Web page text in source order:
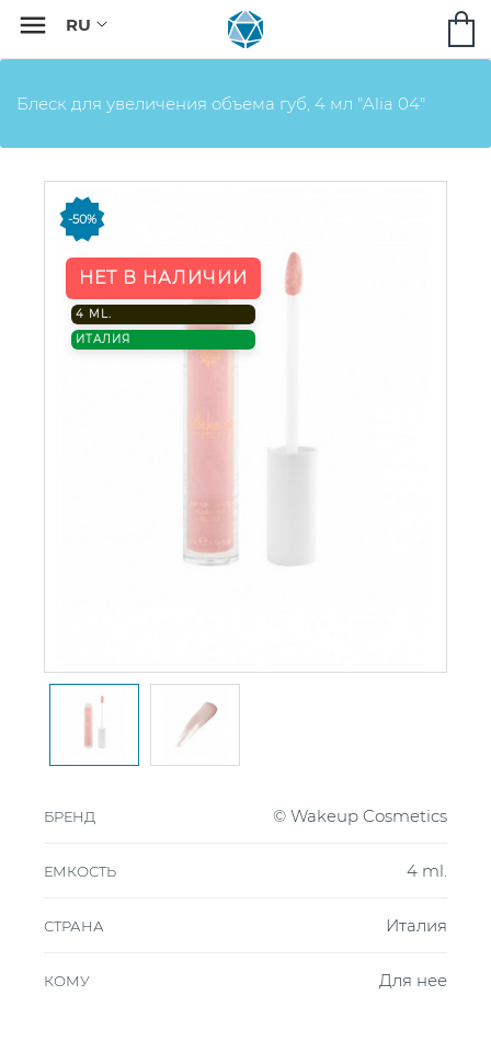

Блеск для увеличения объема губ, 4 мл "Alia 04"
-50%
НЕТ В НАЛИЧИИ
4 ML.
ИТАЛИЯ
БРЕНД © Wakeup Cosmetics
ЕМКОСТЬ 4 ml.
СТРАНА Италия
КОМУ Для нее